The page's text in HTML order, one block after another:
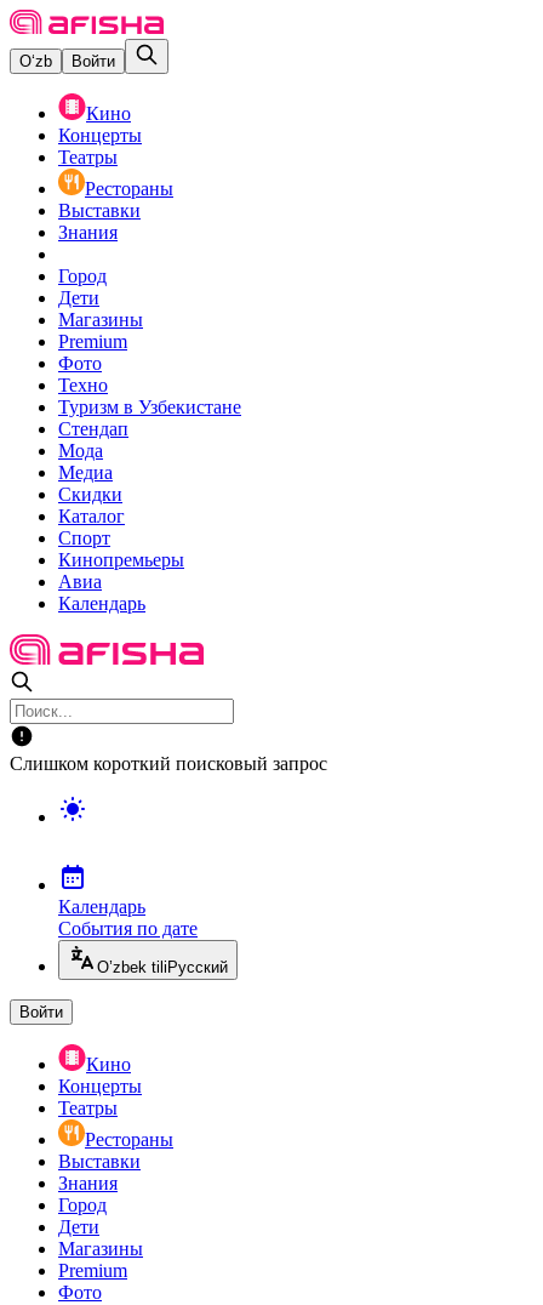
O‘zb Войти
Кино
Концерты
Театры
Рестораны
Выставки
Знания
Город
Дети
Магазины
Premium
Фото
Техно
Туризм в Узбекистане
Стендап
Мода
Медиа
Скидки
Каталог
Спорт
Кинопремьеры
Авиа
Календарь
Слишком короткий поисковый запрос
Календарь
События по дате
O’zbek tili Русский
Войти
Кино
Концерты
Театры
Рестораны
Выставки
Знания
Город
Дети
Магазины
Premium
Фото